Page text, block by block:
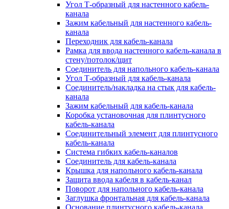
Угол Т-образный для настенного кабель-
канала
Зажим кабельный для настенного кабель-
канала
Переходник для кабель-канала
Рамка для ввода настенного кабель-канала в
стену/потолок/щит
Соединитель для напольного кабель-канала
Угол Т-образный для кабель-канала
Соединитель/накладка на стык для кабель-
канала
Зажим кабельный для кабель-канала
Коробка установочная для плинтусного
кабель-канала
Соединительный элемент для плинтусного
кабель-канала
Система гибких кабель-каналов
Соединитель для кабель-канала
Крышка для напольного кабель-канала
Защита ввода кабеля в кабель-канал
Поворот для напольного кабель-канала
Заглушка фронтальная для кабель-канала
Основание плинтусного кабель-канала